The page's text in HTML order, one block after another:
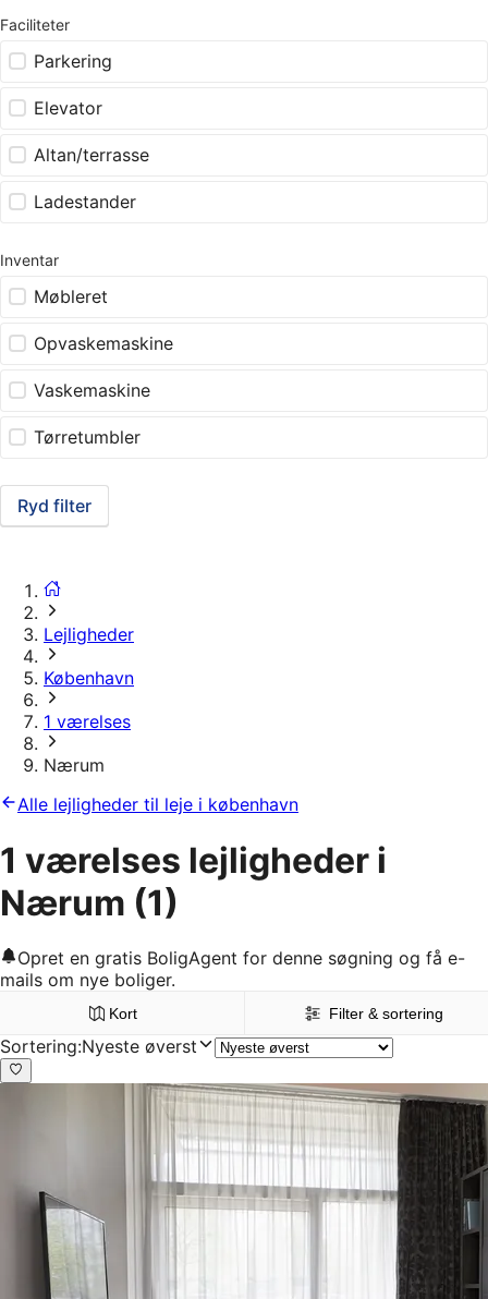
Faciliteter
Parkering
Elevator
Altan/terrasse
Ladestander
Inventar
Møbleret
Opvaskemaskine
Vaskemaskine
Tørretumbler
Ryd filter
Lejligheder
København
1 værelses
Nærum
Alle lejligheder til leje i københavn
1 værelses lejligheder i
Nærum (1)
Opret en gratis BoligAgent for denne søgning og få e-
mails om nye boliger.
Kort Filter & sortering
Sortering:Nyeste øverst